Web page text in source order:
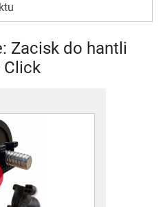
Zacisk do hantli
Click